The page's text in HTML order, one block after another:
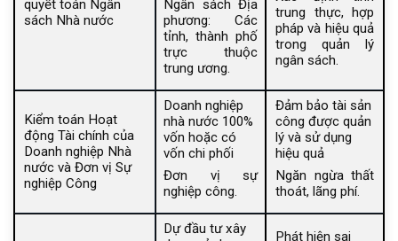
quyết toán Ngân
sách Nhà nước
Ngân sách Địa
phương: Các
tỉnh, thành phố
trực thuộc
trung ương.
trung thực, hợp
pháp và hiệu quả
trong quản lý
ngân sách.
Kiểm toán Hoạt
động Tài chính của
Doanh nghiệp Nhà
nước và Đơn vị Sự
nghiệp Công
Doanh nghiệp
nhà nước 100%
vốn hoặc có
vốn chi phối
Đơn vị sự
nghiệp công.
Đảm bảo tài sản
công được quản
lý và sử dụng
hiệu quả
Ngăn ngừa thất
thoát, lãng phí.
Dự đầu tư xây
Phát hiện sai